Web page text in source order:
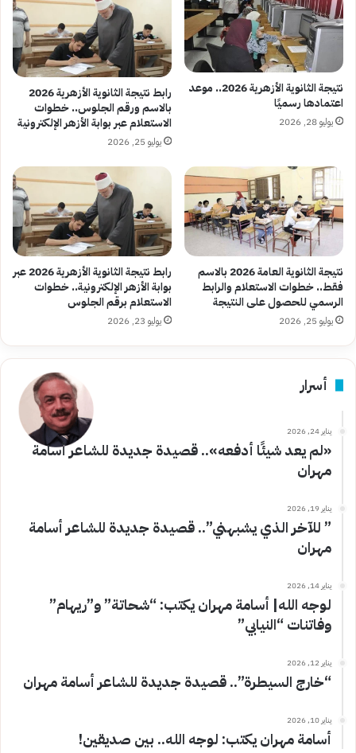
نتيجة الثانوية الأزهرية 2026.. موعد
اعتمادها رسميًا
يوليو 28, 2026
رابط نتيجة الثانوية الأزهرية 2026
بالاسم ورقم الجلوس.. خطوات
الاستعلام عبر بوابة الأزهر الإلكترونية
يوليو 25, 2026
نتيجة الثانوية العامة 2026 بالاسم
فقط.. خطوات الاستعلام والرابط
الرسمي للحصول على النتيجة
يوليو 25, 2026
رابط نتيجة الثانوية الأزهرية 2026 عبر
بوابة الأزهر الإلكترونية.. خطوات
الاستعلام برقم الجلوس
يوليو 23, 2026
أسرار
يناير 24, 2026
«لم يعد شيئًا أدفعه».. قصيدة جديدة للشاعر أسامة
مهران
يناير 19, 2026
” للآخر الذي يشبهني”.. قصيدة جديدة للشاعر أسامة
مهران
يناير 14, 2026
لوجه الله| أسامة مهران يكتب: “شحاتة” و”ريهام”
وفاتنات “النيابي”
يناير 12, 2026
“خارج السيطرة”.. قصيدة جديدة للشاعر أسامة مهران
يناير 10, 2026
أسامة مهران يكتب: لوجه الله.. بين صديقين!